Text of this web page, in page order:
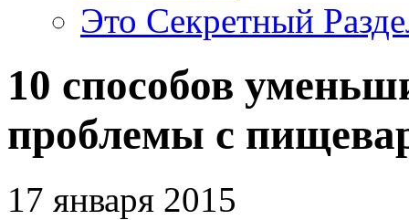
Это Секретный
10 способов
проблемы с
17 января 2015